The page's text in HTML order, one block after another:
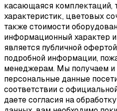
касающаяся комплектаций,
характеристик, цветовых
также стоимости
информационный характер
является публичной
подробной информации,
менеджерам. Мы получаем и
персональные данные
соответствии с
даете согласия на